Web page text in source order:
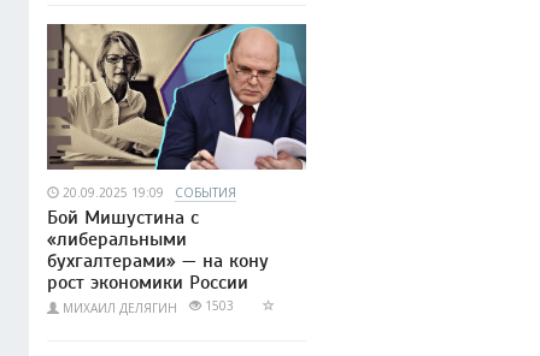
20.09.2025 19:09 СОБЫТИЯ
Бой Мишустина с
«либеральными
бухгалтерами» — на кону
рост экономики России
МИХАИЛ ДЕЛЯГИН 1503